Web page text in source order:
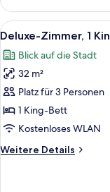
1 King-
Bett,
barrierefrei,
Alle
Fotos
für
Deluxe-
Zimmer,
1 King-
Bett,
anzeigen
12
Deluxe-Zimmer, 1
Blick auf die Stadt
32 m²
Platz für 3 Personen
1 King-Bett
Kostenloses WLAN
Weitere Details
Weitere